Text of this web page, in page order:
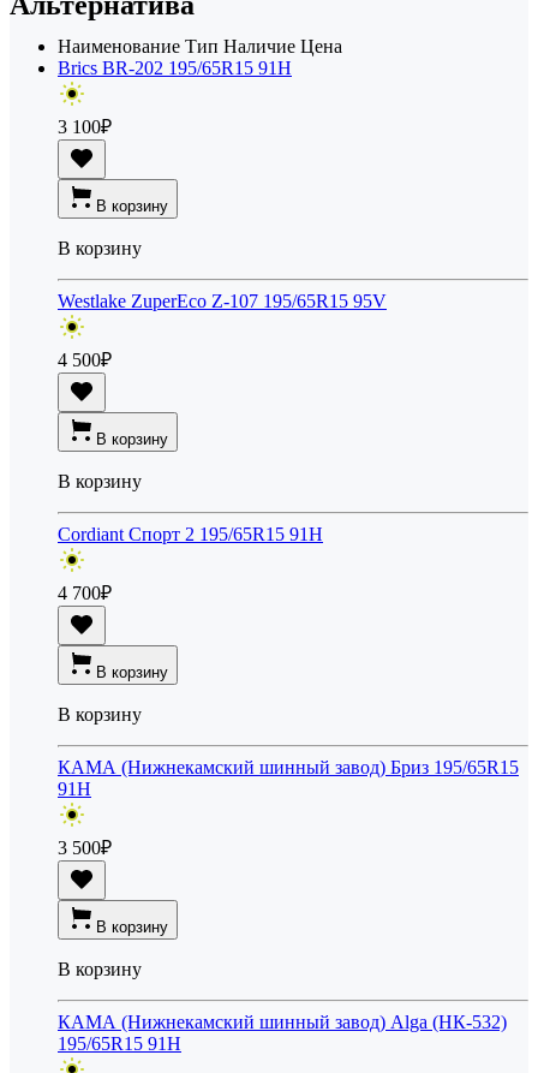
Наименование Тип Наличие Цена
Brics BR-202 195/65R15 91H
3 100₽
В корзину
В корзину
Westlake ZuperEco Z-107 195/65R15 95V
4 500₽
В корзину
В корзину
Cordiant Спорт 2 195/65R15 91H
4 700₽
В корзину
В корзину
КАМА (Нижнекамский шинный завод) Бриз 195/65R15
91H
3 500₽
В корзину
В корзину
КАМА (Нижнекамский шинный завод) Alga (НК-532)
195/65R15 91H